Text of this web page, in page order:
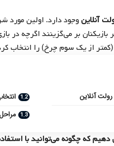
آنلاین
بر می‌گزینند اگرچه در
آنلاین
انتخاب ۱۲